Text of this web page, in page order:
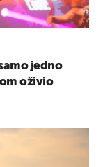
jedno
oživio